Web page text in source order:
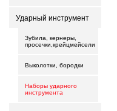
Ударный инструмент
Зубила, кернеры,
просечки,крейцмейсели
Выколотки, бородки
Наборы ударного
инструмента